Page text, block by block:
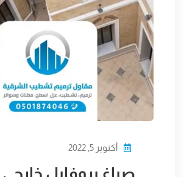
أكتوبر 5, 2022